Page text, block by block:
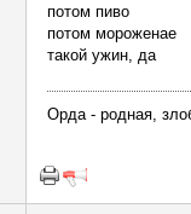
потом пиво
потом мороженае
такой ужин, да
Орда - родная,